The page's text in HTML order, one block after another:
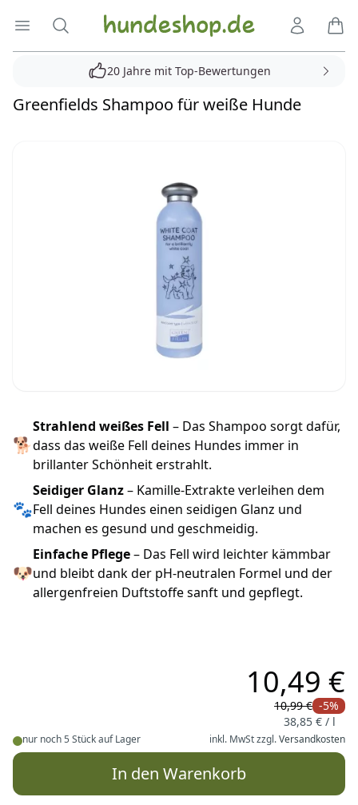
Menü öffnen
Suche Hundeshop.de
20 Jahre mit Top-Bewertungen
Greenfields Shampoo für weiße Hunde
🐕
Strahlend weißes Fell – Das Shampoo sorgt dafür,
dass das weiße Fell deines Hundes immer in
brillanter Schönheit erstrahlt.
🐾
Seidiger Glanz– Kamille-Extrakte verleihen dem
Fell deines Hundes einen seidigen Glanz und
machen es gesund und geschmeidig.
🐶
Einfache Pflege– Das Fell wird leichter kämmbar
und bleibt dank der pH-neutralen Formel und der
allergenfreien Duftstoffe sanft und gepflegt.
nur noch 5 Stück auf Lager
10,49 €
10,99 € -5%
38,85 € / l
inkl. MwSt zzgl.Versandkosten
In den Warenkorb